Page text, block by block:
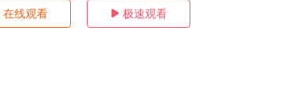
在线观看  极速观看